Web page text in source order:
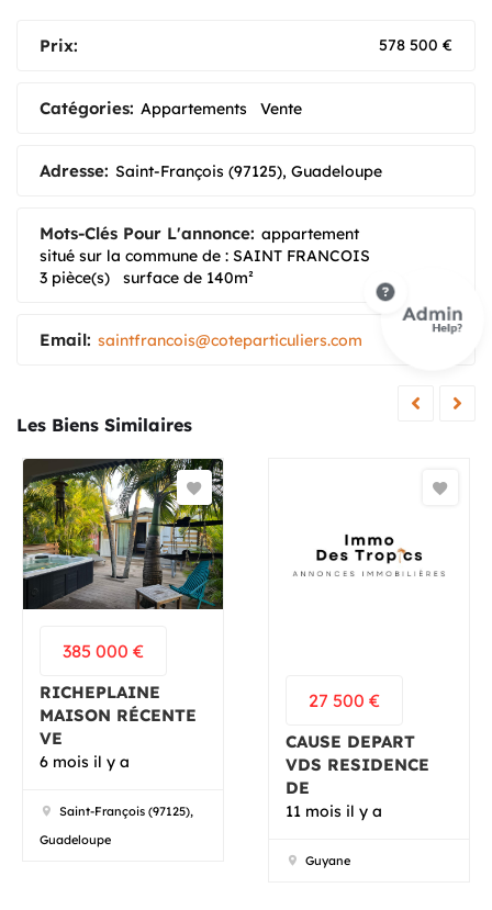
Prix: 578 500 €
Catégories: Appartements Vente
Adresse: Saint-François (97125), Guadeloupe
Mots-Clés Pour L'annonce: appartement
situé sur la commune de : SAINT FRANCOIS
3 pièce(s)
surface de 140m²
Email: saintfrancois@coteparticuliers.com
Les Biens Similaires
385 000 €
RICHEPLAINE
MAISON RÉCENTE
VE
6 mois il y a
Saint-François (97125),
Guadeloupe
27 500 €
CAUSE DEPART
VDS RESIDENCE
DE
11 mois il y a
Guyane